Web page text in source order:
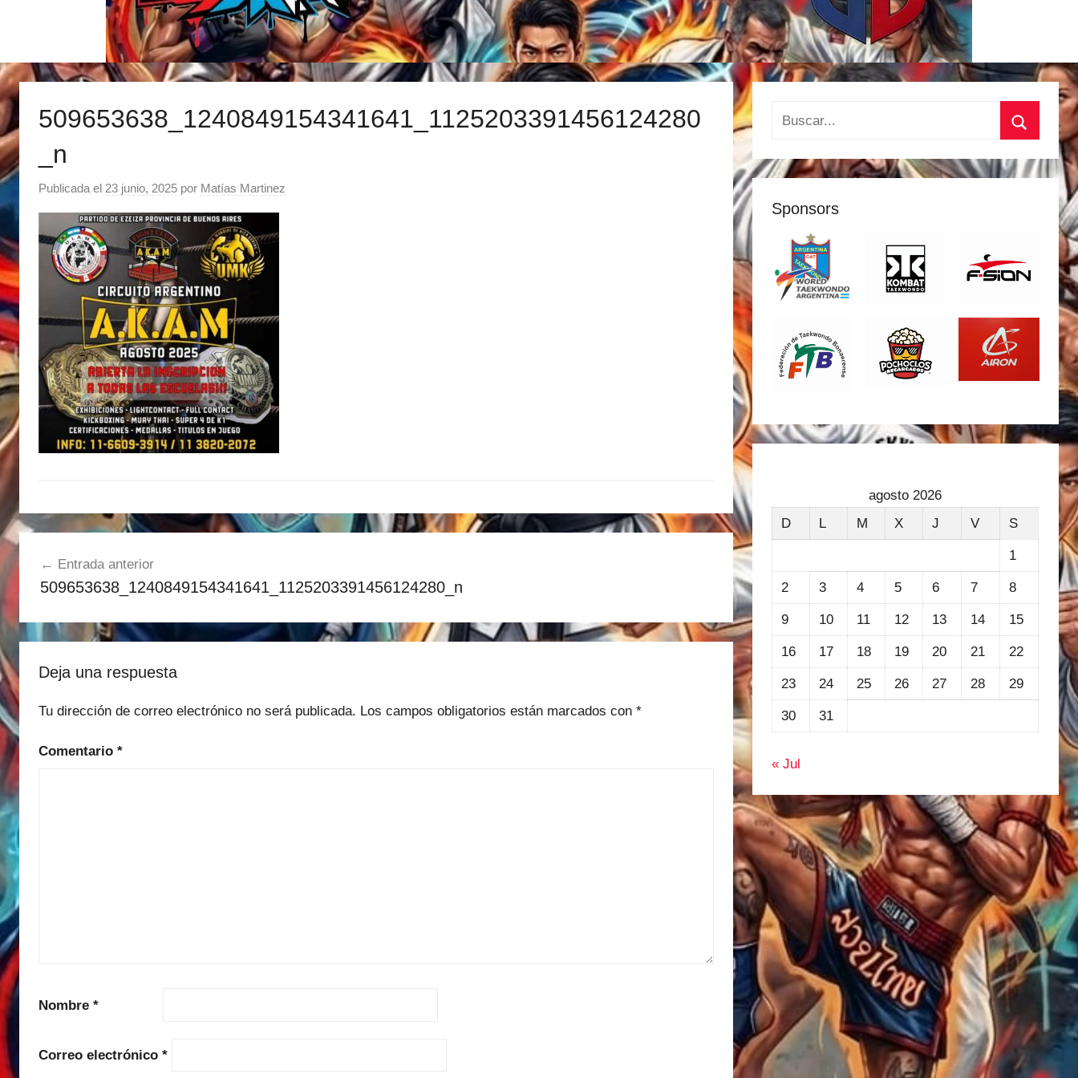
509653638_1240849154341641_1125203391456124280
_n
Publicada el 23 junio, 2025 por Matías Martinez
Navegación
entradas
Entrada anterior
509653638_1240849154341641_1125203391456124280_n
Deja una respuesta
Tu dirección de correo electrónico no será publicada. Los campos obligatorios están marcados con *
Comentario *
Nombre *
Correo electrónico *
Buscar:
Buscar
Sponsors
agosto 2026
D
L M X J V S
1
2 3 4 5 6 7 8
9 10 11 12 13 14 15
16 17 18 19 20 21 22
23 24 25 26 27 28 29
30 31
« Jul